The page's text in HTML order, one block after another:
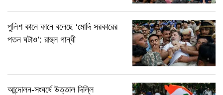
পুলিশ কানে কানে বলেছে ‘মোদি সরকারের
পতন ঘটাও’: রাহুল গান্ধী
আন্দোলন-সংঘর্ষে উত্তাল দিল্লি